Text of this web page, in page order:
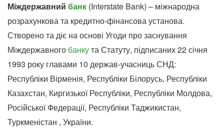
Міждержавний банк (Interstate Bank) – міжнародна
розрахункова та кредитно-фінансова установа.
Створено та діє на основі Угоди про заснування
Міждержавного банкута Статуту, підписаних 22 січня
1993 року главами 10 держав-учасниць СНД:
Республіки Вірменія, Республіки Білорусь, Республіки
Казахстан, Киргизької Республіки, Республіки Молдова,
Російської Федерації, Республіки Таджикистан,
Туркменістан , України.